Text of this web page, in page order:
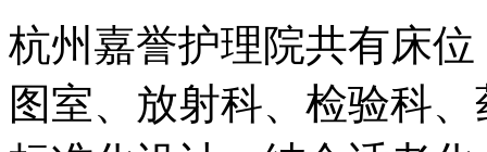
杭州嘉誉护理院共有床
图室、放射科、检验科